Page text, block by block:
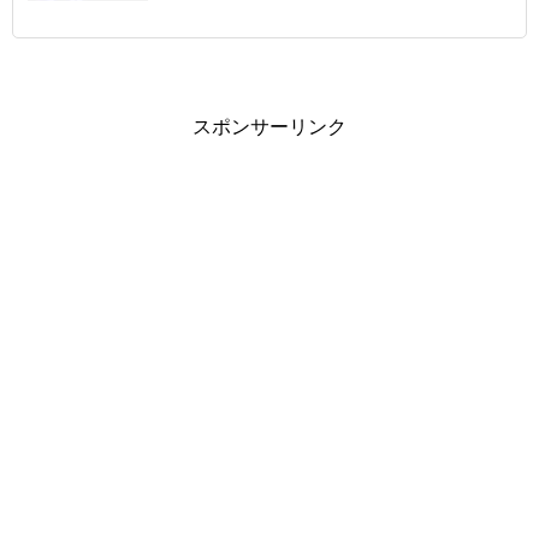
スポンサーリンク